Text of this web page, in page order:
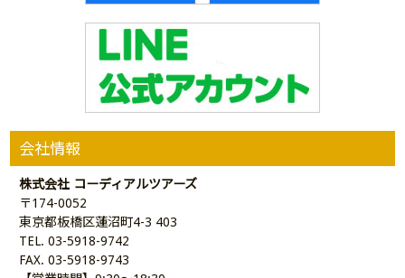
会社情報
株式会社 コーディアルツアーズ
〒174-0052
東京都板橋区蓮沼町4-3 403
TEL. 03-5918-9742
FAX. 03-5918-9743